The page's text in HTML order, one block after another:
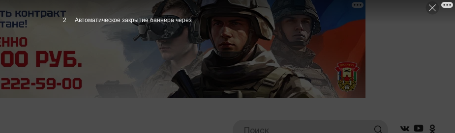
1 Автоматическое закрытие баннера через